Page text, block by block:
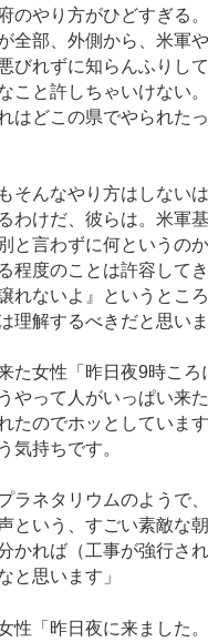
のやり方がひどすぎる
全部、外側から、米軍
びれずに知らんふりし
こと許しちゃいけない
はどこの県でやられた
そんなやり方はしない
わけだ、彼らは。米軍
と言わずに何というの
程度のことは許容して
れないよ』というとこ
理解するべきだと思いま
た女性「昨日夜9時ころ
やって人がいっぱい来
たのでホッとしていま
気持ちです。
ラネタリウムのようで
という、すごい素敵な
かれば（工事が強行さ
と思います」
性「昨日夜に来ました